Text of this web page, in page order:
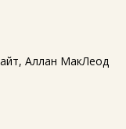
Аллан МакЛеод